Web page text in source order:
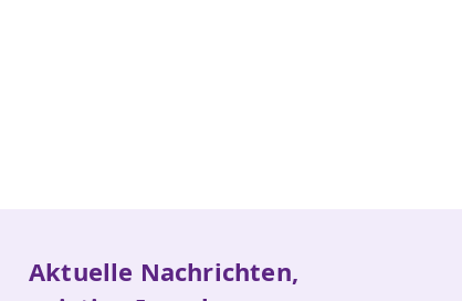
Aktuelle Nachrichten,